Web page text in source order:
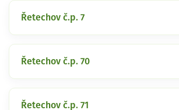
Řetechov č.p. 7
Řetechov č.p. 70
Řetechov č.p. 71